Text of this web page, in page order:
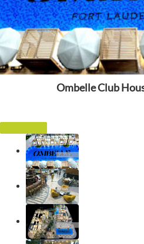
Ombelle Club